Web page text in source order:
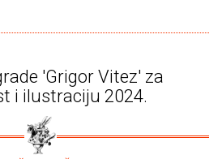
'Grigor Vitez' za
i ilustraciju 2024.